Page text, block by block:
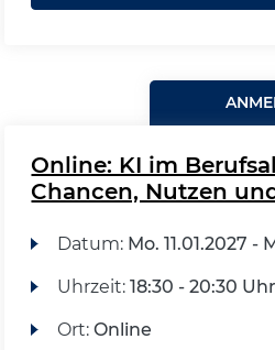
Online: KI im
Chancen, Nutzen
Datum: Mo. 11.01.2027 -
Uhrzeit: 18:30 - 20:30 Uhr
Ort: Online